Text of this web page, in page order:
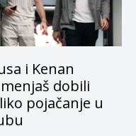
i Kenan
dobili
pojačanje u